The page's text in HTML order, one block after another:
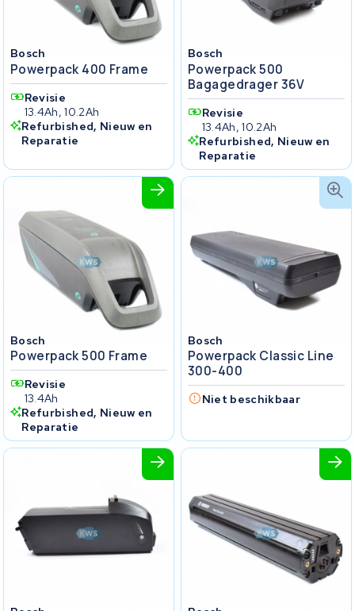
Bosch
Powerpack 400 Frame
Revisie
13.4Ah, 10.2Ah
Refurbished, Nieuw en
Reparatie
Bosch
Powerpack 500
Bagagedrager 36V
Revisie
13.4Ah, 10.2Ah
Refurbished, Nieuw en
Reparatie
Bosch
Powerpack 500 Frame
Revisie
13.4Ah
Refurbished, Nieuw en
Reparatie
Bosch
Powerpack Classic Line
300-400
Niet beschikbaar